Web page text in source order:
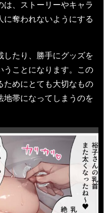
は、ストーリーやキャラ
に奪われないようにする
したり、勝手にグッズを
うことになります。この
ためにとても大切なもの
地帯になってしまうのを